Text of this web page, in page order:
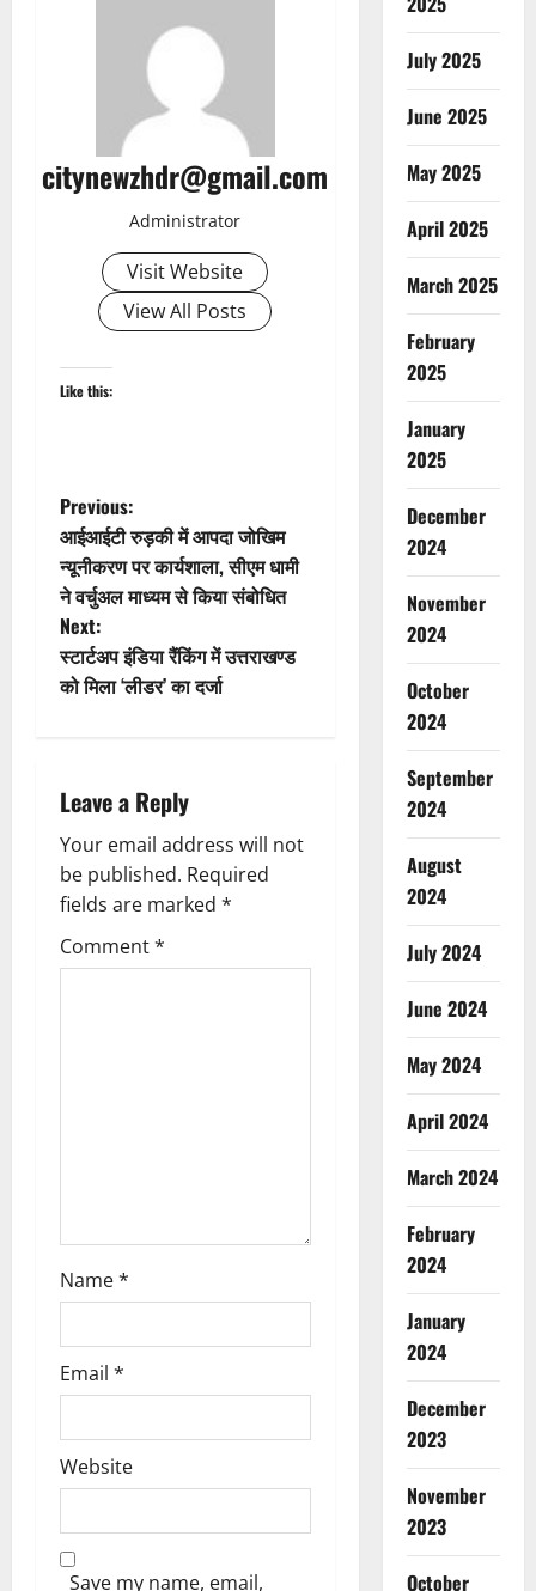
citynewzhdr@gmail.com
Administrator
Visit Website
View All Posts
Like this:
P
o
s
t
v
i
g
a
Previous:
आईआईटी रुड़की में आपदा जोखिम
न्यूनीकरण पर कार्यशाला, सीएम धामी
ने वर्चुअल माध्यम से किया संबोधित
Next:
स्टार्टअप इंडिया रैंकिंग में उत्तराखण्ड
को मिला ‘लीडर’ का दर्जा
Leave a Reply
Your email address will not
be published. Required
fields are marked *
Comment*
Name*
Email *
Website
Save my name, email,
July 2025
June 2025
May 2025
April 2025
March 2025
February
2025
January
2025
December
2024
November
2024
October
2024
September
2024
August
2024
July 2024
June 2024
May 2024
April 2024
March 2024
February
2024
January
2024
December
2023
November
2023
October